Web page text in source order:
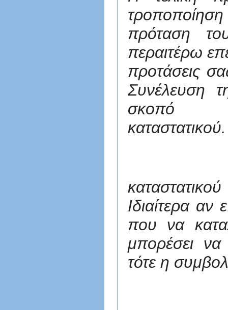
πρόταση
περαιτέρω
προτάσεις
Συνέλευση
σκοπό
καταστατικού.
Ιδιαίτερα αν
που να
μπορέσει να
τότε η